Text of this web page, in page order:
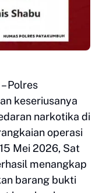
– Polres
keseriusanya
narkotika di
operasi
Mei 2026, Sat
menangkap
barang bukti